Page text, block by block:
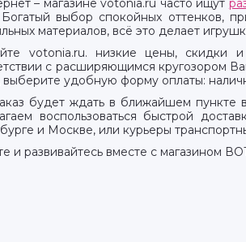
1
– магазине votonia.ru часто ищут
выбор спокойных оттенков,
материалов, всё это делает
votonia.ru. низкие цены, скидки
с расширяющимся кругозором
выберите удобную форму оплаты:
будет ждать в ближайшем пункте
воспользоваться быстрой
и Москве, или курьеры
и развивайтесь вместе с магазином